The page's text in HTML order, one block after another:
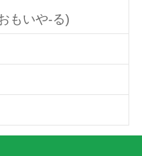
もいや-る)